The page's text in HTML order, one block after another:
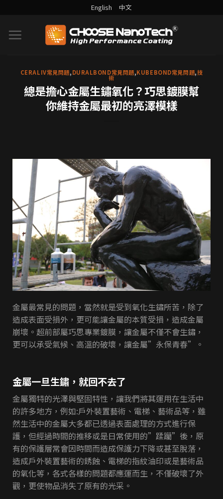
English 中文
CERALIV常見問題,DURALBOND常見問題,KUBEBOND常見問題,技
術
總是擔心金屬生鏽氧化？巧思鍍膜幫
你維持金屬最初的亮澤模樣
金屬最常見的問題，當然就是受到氧化生鏽所苦，除了
造成表面受損外，更可能讓金屬的本質受損，造成金屬
崩壞。超前部屬巧思專業鍍膜，讓金屬不僅不會生鏽，
更可以承受氣候、高溫的破壞，讓金屬”永保青春”。
金屬一旦生鏽，就回不去了
金屬獨特的光澤與堅固特性，讓我們將其運用在生活中
的許多地方，例如:戶外裝置藝術、電梯、藝術品等，雖
然生活中的金屬大多都已透過表面處理的方式進行保
護，但經過時間的推移或是日常使用的”蹂躪”後，原
有的保護層常會因時間而造成保護力下降或甚至脫落，
造成戶外裝置藝術的銹蝕、電梯的指紋油印或是藝術品
的氧化等，各式各樣的問題都應運而生，不僅破壞了外
觀，更使物品消失了原有的光采。